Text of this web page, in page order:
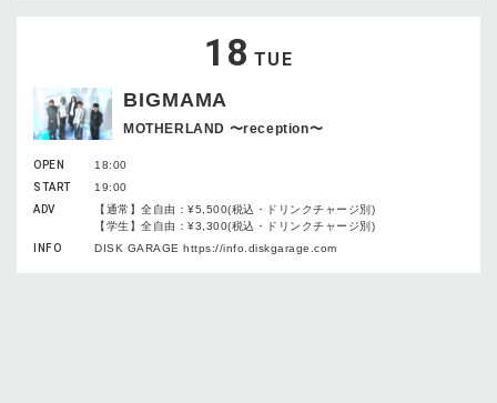
18 TUE
BIGMAMA
MOTHERLAND 〜reception〜
OPEN
18:00
START
19:00
ADV
【通常】全自由：¥5,500(税込・ドリンクチャージ別)
【学生】全自由：¥3,300(税込・ドリンクチャージ別)
INFO
DISK GARAGE https://info.diskgarage.com